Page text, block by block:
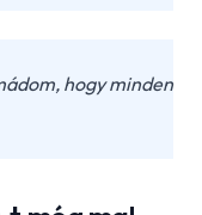
hogy minden